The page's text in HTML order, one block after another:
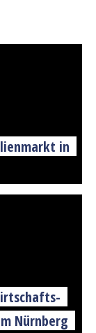
in
Nürnberg